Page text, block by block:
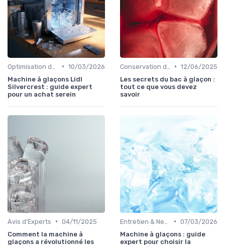
• 10/03/2026
Machine à glaçons Lidl
Silvercrest : guide expert
pour un achat serein
• 12/06/2025
Les secrets du bac à glaçon :
tout ce que vous devez
savoir
Avis d'Experts • 04/11/2025
Comment la machine à
glaçons a révolutionné les
• 07/03/2026
Machine à glaçons : guide
expert pour choisir la